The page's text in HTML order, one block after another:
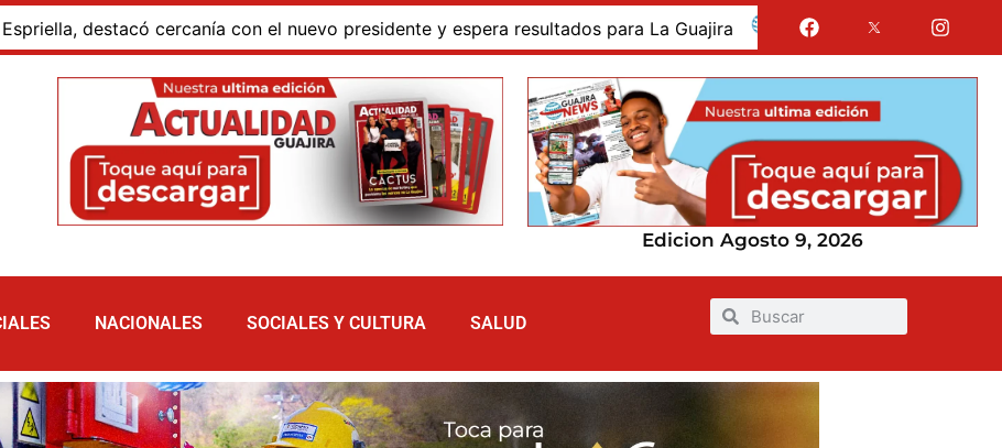
cercanía con el nuevo presidente y espera resultados para La Guajira La Guajira fue presentada
Edicion Agosto 9, 2026
NACIONALES SOCIALES Y CULTURA SALUD